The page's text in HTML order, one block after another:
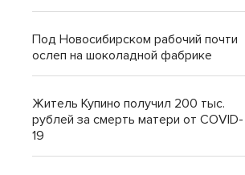
Под Новосибирском рабочий почти
ослеп на шоколадной фабрике
Житель Купино получил 200 тыс.
рублей за смерть матери от COVID-
19